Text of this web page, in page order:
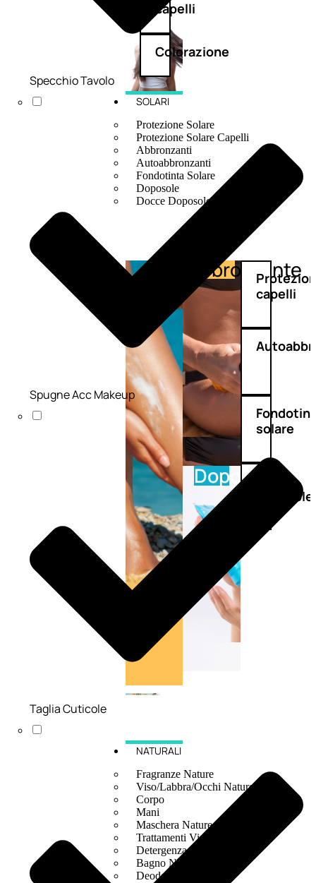
capelli
Colorazione
SOLARI
Protezione Solare
Protezione Solare Capelli
Abbronzanti
Autoabbronzanti
Fondotinta Solare
Doposole
Docce Doposole
ProtezioneAbbronzante
Doposole
capelli
solare
Docce
doposole
NATURALI
Fragranze Nature
Viso/Labbra/Occhi Nature
Corpo
Mani
Maschera Nature
Trattamenti Viso
Detergenza
Bagno Nature
Deodoranti
Specchio Tavolo
Spugne Acc Makeup
Taglia Cuticole